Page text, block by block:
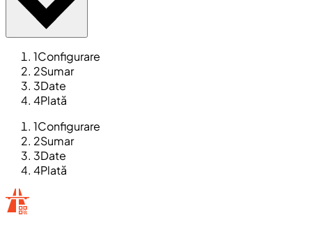
1Configurare
2Sumar
3Date
4Plată
1Configurare
2Sumar
3Date
4Plată